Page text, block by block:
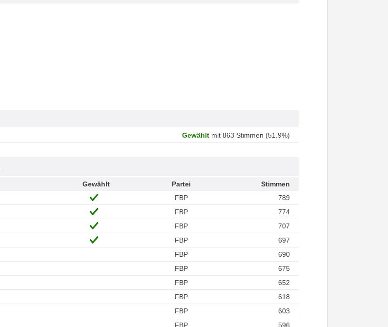
Gewähltmit 863 Stimmen (51.9%)
Gewählt Partei
Stimmen
FBP
789
FBP
774
FBP
707
FBP
697
FBP
690
FBP
675
FBP
652
FBP
618
FBP
603
FBP 596